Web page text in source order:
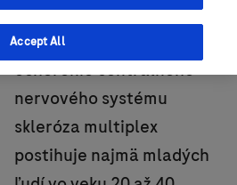
Vážne a chronické
ochorenie centrálneho
nervového systému
skleróza multiplex
postihuje najmä mladých
Accept All